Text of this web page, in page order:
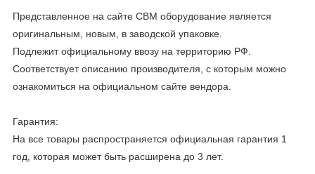
Представленное на сайте CBM оборудование является
оригинальным, новым, в заводской упаковке.
Подлежит официальному ввозу на территорию РФ.
Соответствует описанию производителя, с которым можно
ознакомиться на официальном сайте вендора.
Гарантия:
На все товары распространяется официальная гарантия 1
год, которая может быть расширена до 3 лет.